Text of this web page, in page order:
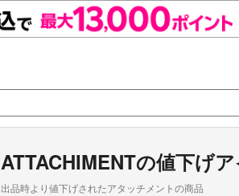
ATTACHIMENTの値下げ
出品時より値下げされたアタッチメントの商品